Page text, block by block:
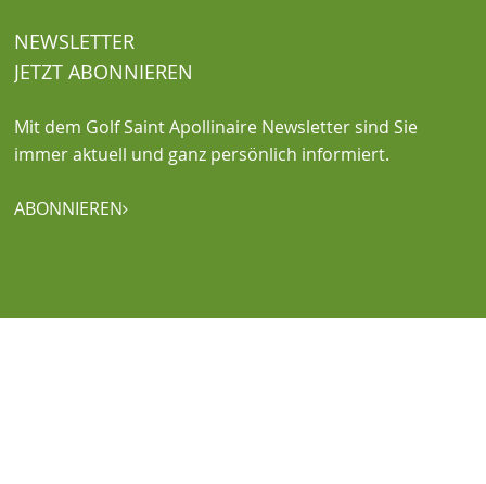
NEWSLETTER
JETZT ABONNIEREN
Mit dem Golf Saint Apollinaire Newsletter sind Sie
immer aktuell und ganz persönlich informiert.
ABONNIEREN